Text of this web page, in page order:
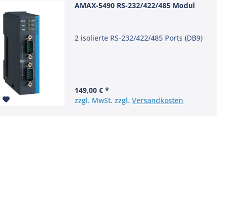
AMAX-5490 RS-232/422/485 Modul
2 isolierte RS-232/422/485 Ports (DB9)
149,00 € *
zzgl. MwSt. zzgl.Versandkosten